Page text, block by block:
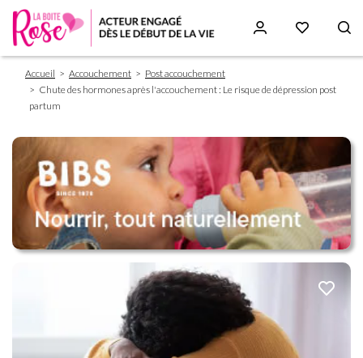
contenu
principal
Fil
d'Ariane
Accueil Accouchement
Post accouchement
Chute des hormones après l'accouchement : Le risque de dépression post
partum